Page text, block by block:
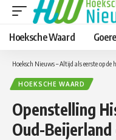
Hoeksche Waard
Hoeksch Nieuws – Altijd als eerste op de
HOEKSCHE WAARD
Openstelling
Oud-